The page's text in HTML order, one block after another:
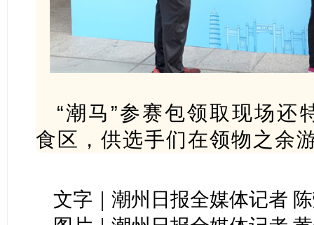
“潮马”参赛包领取现场还
食区，供选手们在领物之余
文字｜潮州日报全媒体记者